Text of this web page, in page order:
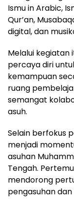
Ismu in Arabic,
Qur’an,
digital, dan
Melalui kegiatan
percaya diri
kemampuan
ruang
semangat
asuh.
Selain berfokus
menjadi
asuhan
Tengah.
mendorong
pengasuhan